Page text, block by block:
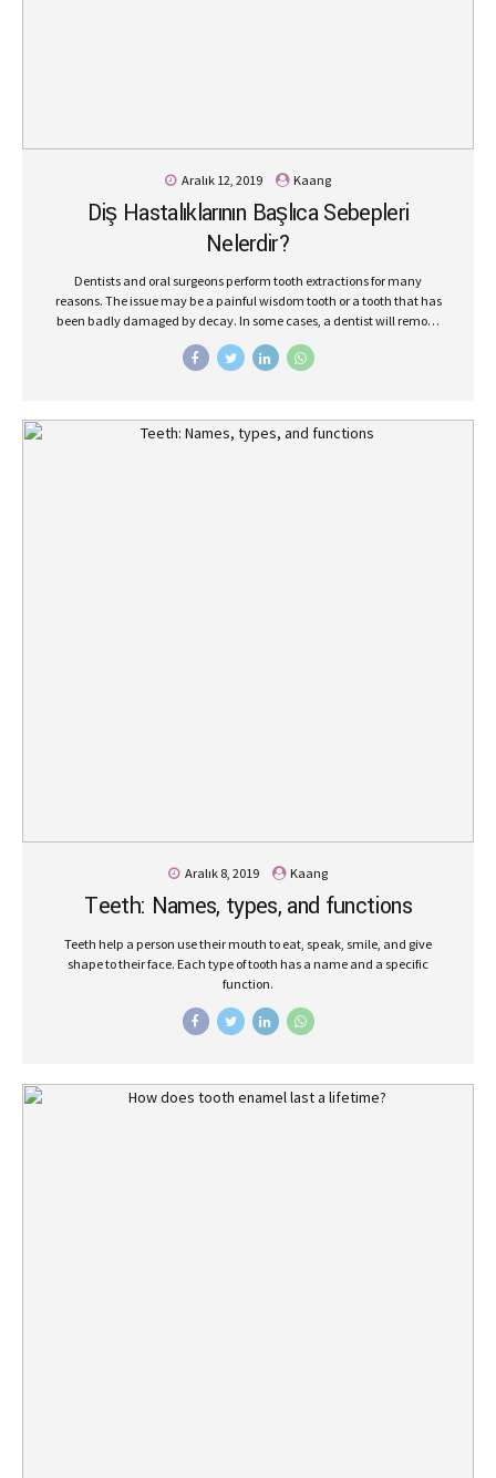
Aralık 12, 2019 Kaang
Diş Hastalıklarının Başlıca Sebepleri
Nelerdir?
Dentists and oral surgeons perform tooth extractions for many
reasons. The issue may be a painful wisdom tooth or a tooth that has
been badly damaged by decay. In some cases, a dentist will remove
Aralık 8, 2019 Kaang
Teeth: Names, types, and functions
Teeth help a person use their mouth to eat, speak, smile, and give
shape to their face. Each type of tooth has a name and a specific
function.